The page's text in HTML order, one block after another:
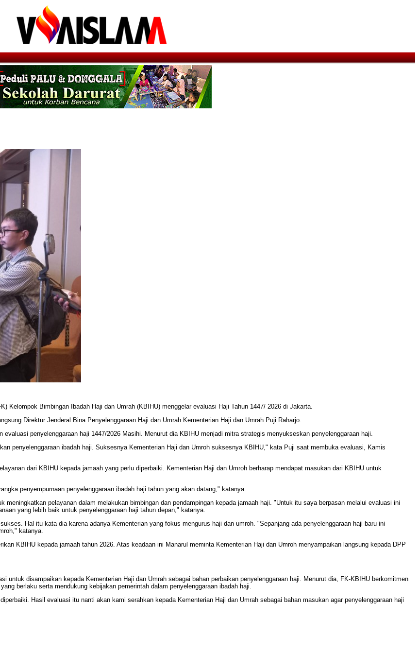
Kelompok Bimbingan Ibadah Haji dan Umrah (KBIHU) menggelar evaluasi Haji Tahun 1447/ 2026 di Jakarta.
Direktur Jenderal Bina Penyelenggaraan Haji dan Umrah Kementerian Haji dan Umrah Puji Raharjo.
penyelenggaraan haji 1447/2026 Masihi. Menurut dia KBIHU menjadi mitra strategis menyukseskan penyelenggaraan haji.
penyelenggaraan ibadah haji. Suksesnya Kementerian Haji dan Umroh suksesnya KBIHU," kata Puji saat membuka evaluasi, Kamis
dari KBIHU kepada jamaah yang perlu diperbaiki. Kementerian Haji dan Umroh berharap mendapat masukan dari KBIHU untuk
penyempurnaan penyelenggaraan ibadah haji tahun yang akan datang," katanya.
pelayanan dalam melakukan bimbingan dan pendampingan kepada jamaah haji. "Untuk itu saya berpasan melalui evaluasi ini
yang lebih baik untuk penyelenggaraan haji tahun depan," katanya.
Hal itu kata dia karena adanya Kementerian yang fokus mengurus haji dan umroh. "Sepanjang ada penyelenggaraan haji baru ini
katanya.
KBIHU kepada jamaah tahun 2026. Atas keadaan ini Manarul meminta Kementerian Haji dan Umroh menyampaikan langsung kepada DPP
untuk disampaikan kepada Kementerian Haji dan Umrah sebagai bahan perbaikan penyelenggaraan haji. Menurut dia, FK-KBIHU berkomitmen
berlaku serta mendukung kebijakan pemerintah dalam penyelenggaraan ibadah haji.
Hasil evaluasi itu nanti akan kami serahkan kepada Kementerian Haji dan Umrah sebagai bahan masukan agar penyelenggaraan haji